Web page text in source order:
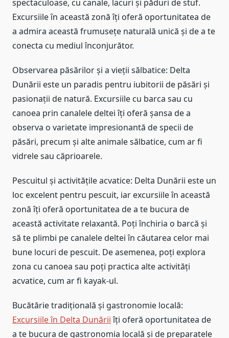
spectaculoase, cu canale, lacuri și păduri de stuf.
Excursiile în această zonă îți oferă oportunitatea de
a admira această frumusețe naturală unică și de a te
conecta cu mediul înconjurător.
Observarea păsărilor și a vieții sălbatice: Delta
Dunării este un paradis pentru iubitorii de păsări și
pasionații de natură. Excursiile cu barca sau cu
canoea prin canalele deltei îți oferă șansa de a
observa o varietate impresionantă de specii de
păsări, precum și alte animale sălbatice, cum ar fi
vidrele sau căprioarele.
Pescuitul și activitățile acvatice: Delta Dunării este un
loc excelent pentru pescuit, iar excursiile în această
zonă îți oferă oportunitatea de a te bucura de
această activitate relaxantă. Poți închiria o barcă și
să te plimbi pe canalele deltei în căutarea celor mai
bune locuri de pescuit. De asemenea, poți explora
zona cu canoea sau poți practica alte activități
acvatice, cum ar fi kayak-ul.
Bucătărie tradițională și gastronomie locală:
Excursiile în Delta Dunăriiîți oferă oportunitatea de
a te bucura de gastronomia locală și de preparatele